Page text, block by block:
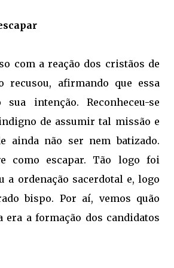
com a reação dos cristãos de
recusou, afirmando que essa
intenção. Reconheceu-se
de assumir tal missão e
ainda não ser nem batizado.
como escapar. Tão logo foi
a ordenação sacerdotal e, logo
bispo. Por aí, vemos quão
era a formação dos candidatos